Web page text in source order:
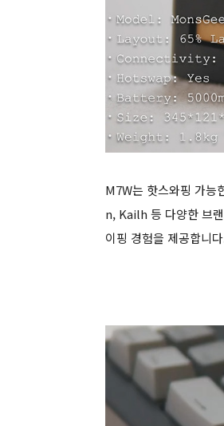
M7W는 핫스와핑 가능
n, Kailh 등 다양한 브
이핑 경험을 제공합니